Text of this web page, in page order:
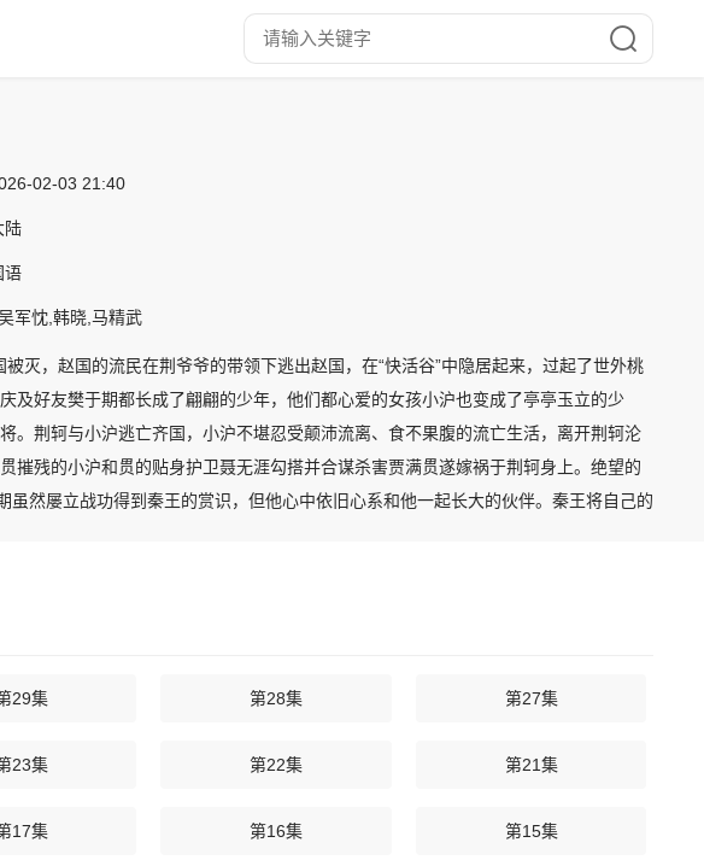
02-03 21:40
陆
语
军忱,韩晓,马精武
灭，赵国的流民在荆爷爷的带领下逃出赵国，在“快活谷”中隐居起来，过起了世外桃
及好友樊于期都长成了翩翩的少年，他们都心爱的女孩小沪也变成了亭亭玉立的少
。荆轲与小沪逃亡齐国，小沪不堪忍受颠沛流离、食不果腹的流亡生活，离开荆轲沦
摧残的小沪和贯的贴身护卫聂无涯勾搭并合谋杀害贾满贯遂嫁祸于荆轲身上。绝望的
然屡立战功得到秦王的赏识，但他心中依旧心系和他一起长大的伙伴。秦王将自己的
全、燕臣翼的泄漏军机，使得燕军被秦军大败。燕子丹不甘心亡国决定孤注一掷
29集 第28集 第27集
23集 第22集 第21集
17集 第16集 第15集